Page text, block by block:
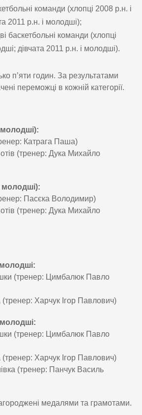
команди (хлопці 2008 р.н. і
2011 р.н. і молодші);
баскетбольні команди (хлопці
дівчата 2011 р.н. і молодші).
п’яти годин. За результатами
переможці в кожній категорії.
молодші):
Катрага Паша)
(тренер: Дука Михайло
молодші):
Пасєка Володимир)
(тренер: Дука Михайло
молодші:
(тренер: Цимбалюк Павло
(тренер: Харчук Ігор Павлович)
молодші:
(тренер: Цимбалюк Павло
(тренер: Харчук Ігор Павлович)
(тренер: Панчук Василь
медалями та грамотами.